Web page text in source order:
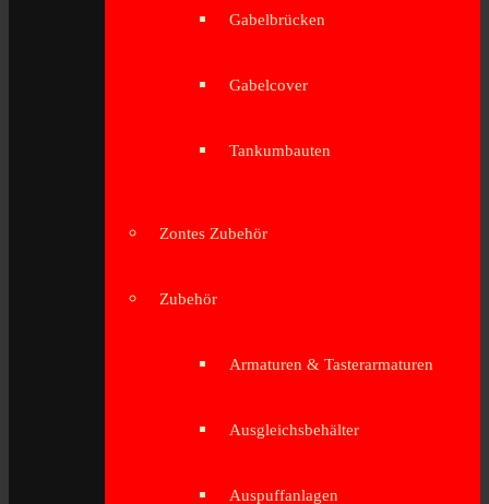
Gabelbrücken
Gabelcover
Tankumbauten
Zontes Zubehör
Zubehör
Armaturen & Tasterarmaturen
Ausgleichsbehälter
Auspuffanlagen